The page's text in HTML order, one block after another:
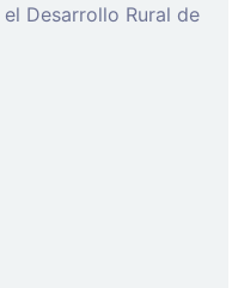
Desarrollo Rural de